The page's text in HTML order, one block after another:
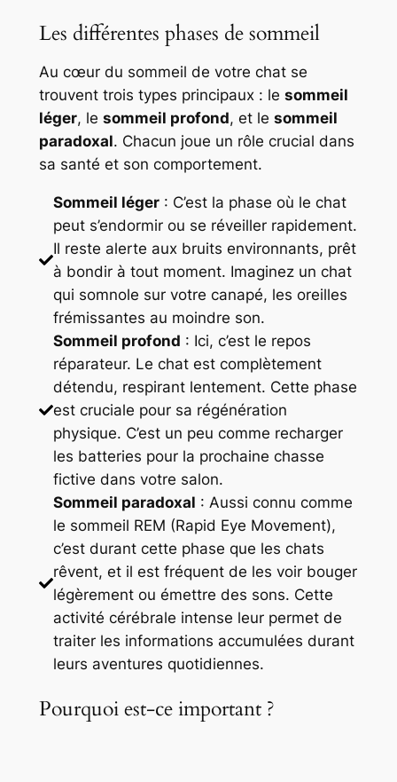
Les différentes phases de sommeil
Au cœur du sommeil de votre chat se
trouvent trois types principaux : le sommeil
léger, le sommeil profond, et le sommeil
paradoxal. Chacun joue un rôle crucial dans
sa santé et son comportement.
Sommeil léger: C’est la phase où le chat
peut s’endormir ou se réveiller rapidement.
Il reste alerte aux bruits environnants, prêt
à bondir à tout moment. Imaginez un chat
qui somnole sur votre canapé, les oreilles
frémissantes au moindre son.
Sommeil profond : Ici, c’est le repos
réparateur. Le chat est complètement
détendu, respirant lentement. Cette phase
est cruciale pour sa régénération
physique. C’est un peu comme recharger
les batteries pour la prochaine chasse
fictive dans votre salon.
Sommeil paradoxal : Aussi connu comme
le sommeil REM (Rapid Eye Movement),
c’est durant cette phase que les chats
rêvent, et il est fréquent de les voir bouger
légèrement ou émettre des sons. Cette
activité cérébrale intense leur permet de
traiter les informations accumulées durant
leurs aventures quotidiennes.
Pourquoi est-ce important ?